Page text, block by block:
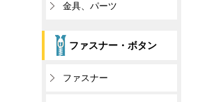
金具、パーツ
ファスナー・ボタン
ファスナー